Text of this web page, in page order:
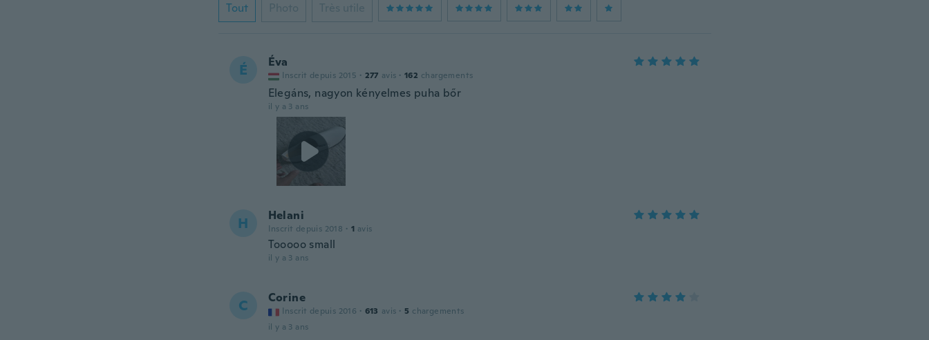
Tout Photo Très utile
É Éva
Inscrit depuis 2015 · 277 avis · 162 chargements
Elegáns, nagyon kényelmes puha bőr
il y a 3 ans
H Helani
Inscrit depuis 2018 · 1 avis
Tooooo small
il y a 3 ans
C Corine
Inscrit depuis 2016 · 613 avis · 5 chargements
il y a 3 ans